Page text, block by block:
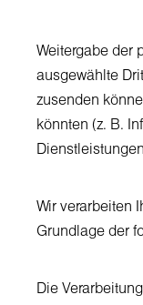
Weitergabe der
ausgewählte
zusenden
könnten (z. B.
Wir verarbeiten
Grundlage der
Die